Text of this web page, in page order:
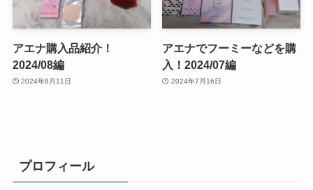
アエナ購入品紹介！
2024/08編
2024年8月11日
アエナでフーミーなどを購
入！2024/07編
2024年7月16日
プロフィール